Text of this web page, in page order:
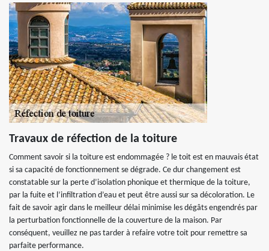
Travaux de réfection de la toiture
Comment savoir si la toiture est endommagée ? le toit est en mauvais état
si sa capacité de fonctionnement se dégrade. Ce dur changement est
constatable sur la perte d’isolation phonique et thermique de la toiture,
par la fuite et l’infiltration d’eau et peut être aussi sur sa décoloration. Le
fait de savoir agir dans le meilleur délai minimise les dégâts engendrés par
la perturbation fonctionnelle de la couverture de la maison. Par
conséquent, veuillez ne pas tarder à refaire votre toit pour remettre sa
parfaite performance.